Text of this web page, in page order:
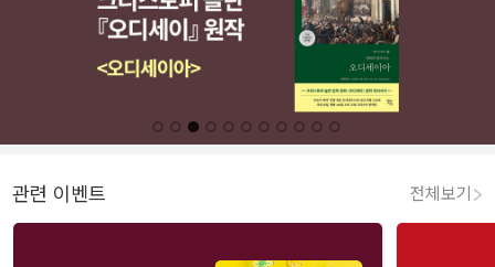
관련 이벤트 전체보기